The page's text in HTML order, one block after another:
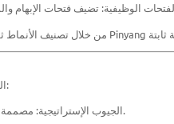
الوظيفة هي المفتاح في هوديس الربط الراقية:
الجيوب الإستراتيجية: مصممة للتخزين الآمن مع الحفاظ على محاذاة اللوحة.